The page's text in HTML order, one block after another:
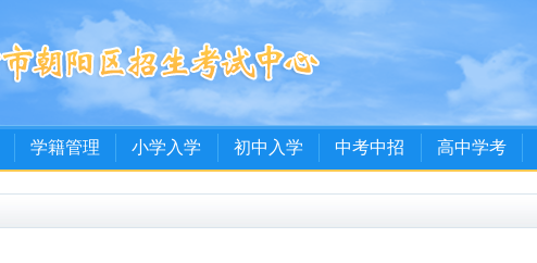
学籍管理 小学入学 初中入学 中考中招 高中学考